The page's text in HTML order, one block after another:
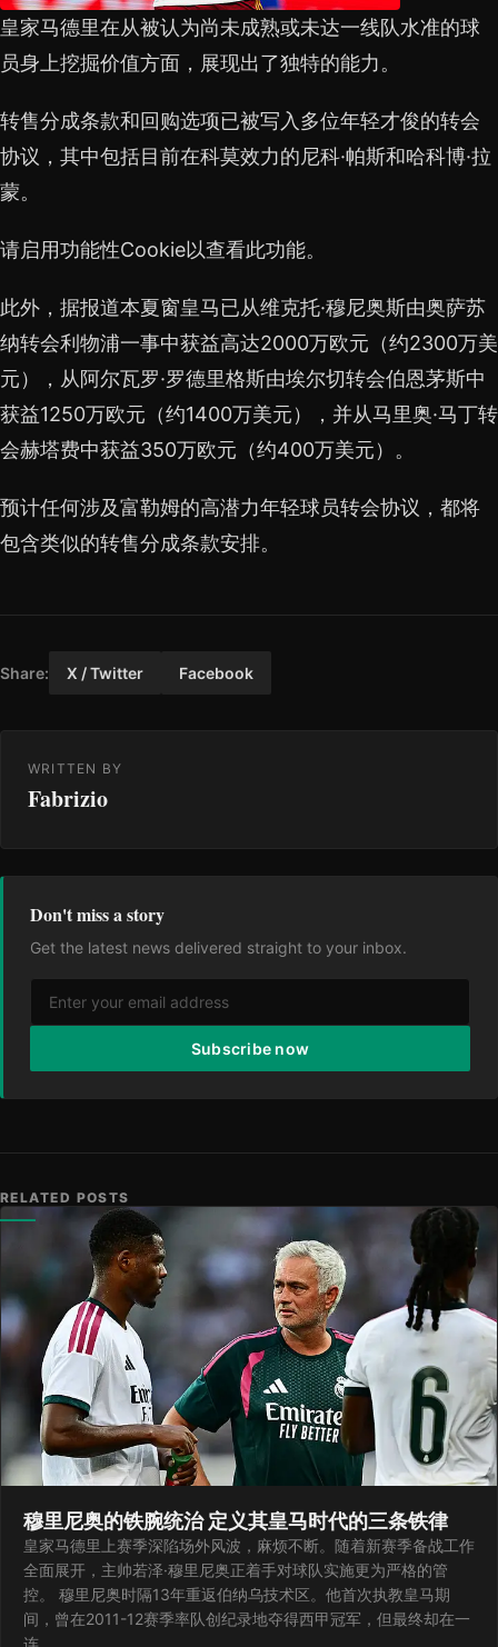
皇家马德里在从被认为尚未成熟或未达一线队水准的球
员身上挖掘价值方面，展现出了独特的能力。
转售分成条款和回购选项已被写入多位年轻才俊的转会
协议，其中包括目前在科莫效力的尼科·帕斯和哈科博·拉
蒙。
请启用功能性Cookie以查看此功能。
此外，据报道本夏窗皇马已从维克托·穆尼奥斯由奥萨苏
纳转会利物浦一事中获益高达2000万欧元（约2300万美
元），从阿尔瓦罗·罗德里格斯由埃尔切转会伯恩茅斯中
获益1250万欧元（约1400万美元），并从马里奥·马丁转
会赫塔费中获益350万欧元（约400万美元）。
预计任何涉及富勒姆的高潜力年轻球员转会协议，都将
包含类似的转售分成条款安排。
Share: X / Twitter Facebook
WRITTEN BY
Fabrizio
Don't miss a story
Get the latest news delivered straight to your inbox.
Subscribe now
RELATED POSTS
穆里尼奥的铁腕统治 定义其皇马时代的三条铁律
皇家马德里上赛季深陷场外风波，麻烦不断。随着新赛季备战工作
全面展开，主帅若泽·穆里尼奥正着手对球队实施更为严格的管
控。 穆里尼奥时隔13年重返伯纳乌技术区。他首次执教皇马期
间，曾在2011-12赛季率队创纪录地夺得西甲冠军，但最终却在一
连